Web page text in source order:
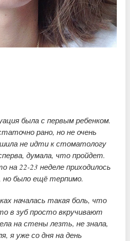
была с первым ребенком.
рано, но не очень
не идти к стоматологу
думала, что пройдет.
на 22-23 неделе приходилось
но было ещё терпимо.
началась такая боль, что
в зуб просто вкручивают
на стены лезть, не знала,
я уже со дня на день